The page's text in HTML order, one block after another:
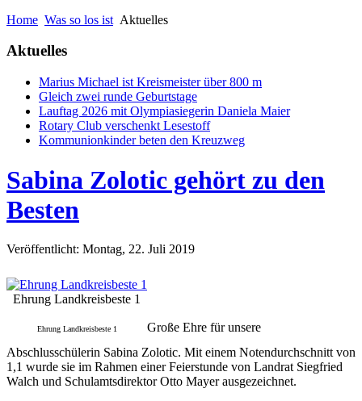
Home Was so los ist Aktuelles
Aktuelles
Marius Michael ist Kreismeister über 800 m
Gleich zwei runde Geburtstage
Lauftag 2026 mit Olympiasiegerin Daniela Maier
Rotary Club verschenkt Lesestoff
Kommunionkinder beten den Kreuzweg
Sabina Zolotic gehört zu den
Besten
Veröffentlicht: Montag, 22. Juli 2019
Ehrung Landkreisbeste 1
Ehrung Landkreisbeste 1
Große Ehre für unsere
Abschlusschülerin Sabina Zolotic. Mit einem Notendurchschnitt von
1,1 wurde sie im Rahmen einer Feierstunde von Landrat Siegfried
Walch und Schulamtsdirektor Otto Mayer ausgezeichnet.